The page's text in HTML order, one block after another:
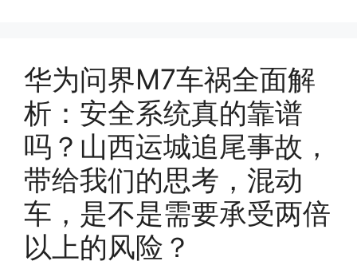
华为问界M7车祸全面解
析：安全系统真的靠谱
吗？山西运城追尾事故，
带给我们的思考，混动
车，是不是需要承受两倍
以上的风险？